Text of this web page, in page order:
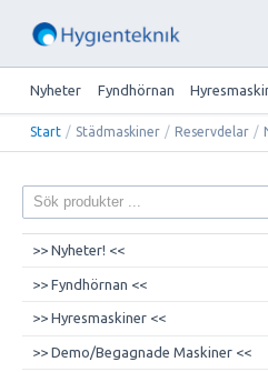
Nyheter Fyndhörnan
Start / Städmaskiner / Reservdelar /
>> Nyheter! <<
>> Fyndhörnan <<
>> Hyresmaskiner <<
>> Demo/Begagnade Maskiner <<